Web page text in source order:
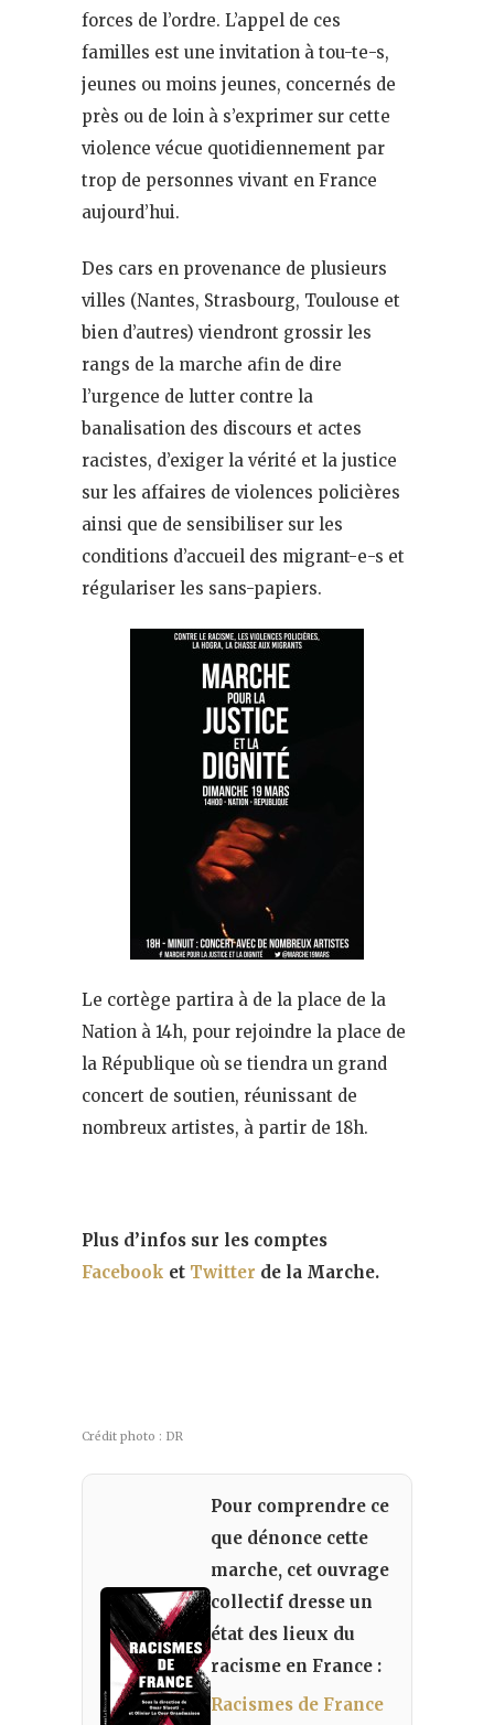
forces de l’ordre. L’appel de ces
familles est une invitation à tou-te-s,
jeunes ou moins jeunes, concernés de
près ou de loin à s’exprimer sur cette
violence vécue quotidiennement par
trop de personnes vivant en France
aujourd’hui.
Des cars en provenance de plusieurs
villes (Nantes, Strasbourg, Toulouse et
bien d’autres) viendront grossir les
rangs de la marche afin de dire
l’urgence de lutter contre la
banalisation des discours et actes
racistes, d’exiger la vérité et la justice
sur les affaires de violences policières
ainsi que de sensibiliser sur les
conditions d’accueil des migrant-e-s et
régulariser les sans-papiers.
Le cortège partira à de la place de la
Nation à 14h, pour rejoindre la place de
la République où se tiendra un grand
concert de soutien, réunissant de
nombreux artistes, à partir de 18h.
Plus d’infos sur les comptes
Facebook et Twitter de la Marche.
Crédit photo : DR
Pour comprendre ce
que dénonce cette
marche, cet ouvrage
collectif dresse un
état des lieux du
racisme en France :
Racismes de France